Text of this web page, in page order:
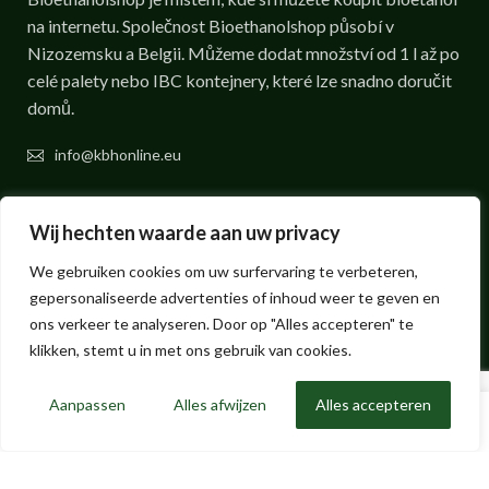
Wij hechten waarde aan uw privacy
We gebruiken cookies om uw surfervaring te verbeteren,
gepersonaliseerde advertenties of inhoud weer te geven en
ons verkeer te analyseren. Door op "Alles accepteren" te
klikken, stemt u in met ons gebruik van cookies.
Aanpassen Alles afwijzen Alles accepteren
na internetu. Společnost Bioethanolshop působí v
Nizozemsku a Belgii. Můžeme dodat množství od 1 l až po
celé palety nebo IBC kontejnery, které lze snadno doručit
domů.
info@kbhonline.eu
RYCHLÉ ODKAZY
SLUŽBY ZÁKAZNÍKŮM
BETALEN VIA BOL.